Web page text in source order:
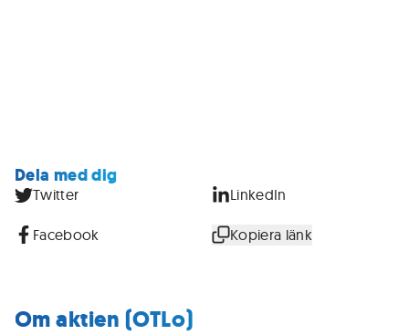
Dela med dig
Twitter LinkedIn
Facebook Kopiera länk
Om aktien (OTLo)